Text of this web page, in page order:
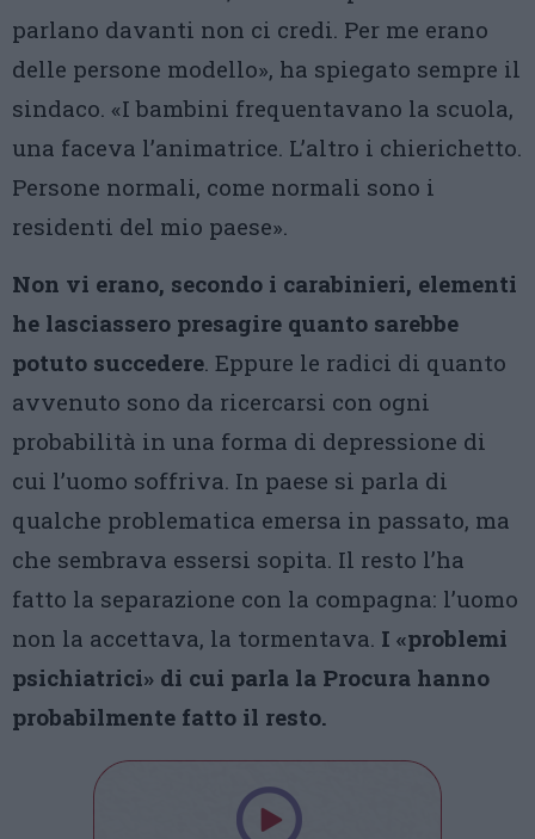
parlano davanti non ci credi. Per me erano
delle persone modello», ha spiegato sempre il
sindaco. «I bambini frequentavano la scuola,
una faceva l’animatrice. L’altro i chierichetto.
Persone normali, come normali sono i
residenti del mio paese».
Non vi erano, secondo i carabinieri, elementi
he lasciassero presagire quanto sarebbe
potuto succedere. Eppure le radici di quanto
avvenuto sono da ricercarsi con ogni
probabilità in una forma di depressione di
cui l’uomo soffriva. In paese si parla di
qualche problematica emersa in passato, ma
che sembrava essersi sopita. Il resto l’ha
fatto la separazione con la compagna: l’uomo
non la accettava, la tormentava. I «problemi
psichiatrici» di cui parla la Procura hanno
probabilmente fatto il resto.